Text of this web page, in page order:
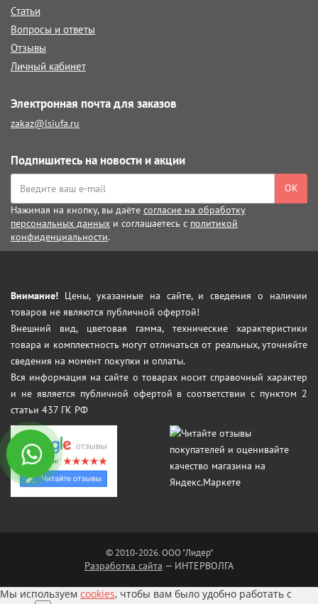
Статьи
Вопросы и ответы
Отзывы
Личный кабинет
Электронная почта для заказов
zakaz@lsiufa.ru
Подпишитесь на новости и акции
ОК
Нажимая на кнопку, вы даёте согласие на обработку
персональных данных и соглашаетесь с политикой
конфиденциальности.
Внимание! Цены, указанные на сайте, и сведения о наличии
товаров не являются публичной офертой!
Внешний вид, цветовая гамма, технические характеристики
товара и комплектность могут отличаться от реальных, уточняйте
сведения на момент покупки и оплаты.
Вся информация на сайте о товарах носит справочный характер
и не является публичной офертой в соответствии с пунктом 2
статьи 437 ГК РФ
© 2010-2026. ООО "Лидер"
Разработка сайта — ИНТЕРВОЛГА
Мы используем cookies, чтобы вам было удобно работать с